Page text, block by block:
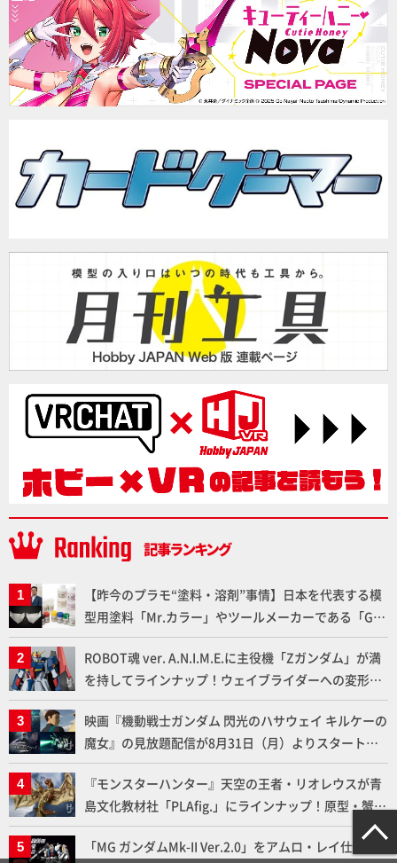
【昨今のプラモ“塗料・溶剤”事情】日本を代表する模
型用塗料「Mr.カラー」やツールメーカーである「GSI
クレオス」が語るラッカー塗料の未来とは？
ROBOT魂 ver. A.N.I.M.E.に主役機「Zガンダム」が満
を持してラインナップ！ウェイブライダーへの変形、
劇中どおりのプロポーションを再現【機動戦士Zガン
ダム】
映画『機動戦士ガンダム 閃光のハサウェイ キルケーの
魔女』の見放題配信が8月31日（月）よりスタート！
Prime Videoで国内独占配信
『モンスターハンター』天空の王者・リオレウスが青
島文化教材社「PLAfig.」にラインナップ！原型・蟹蟲
修造氏の彩色作例で超ハイディテールかつ躍動感に満
ちた造形をチェック
「MG ガンダムMk-II Ver.2.0」をアムロ・レイ仕様機